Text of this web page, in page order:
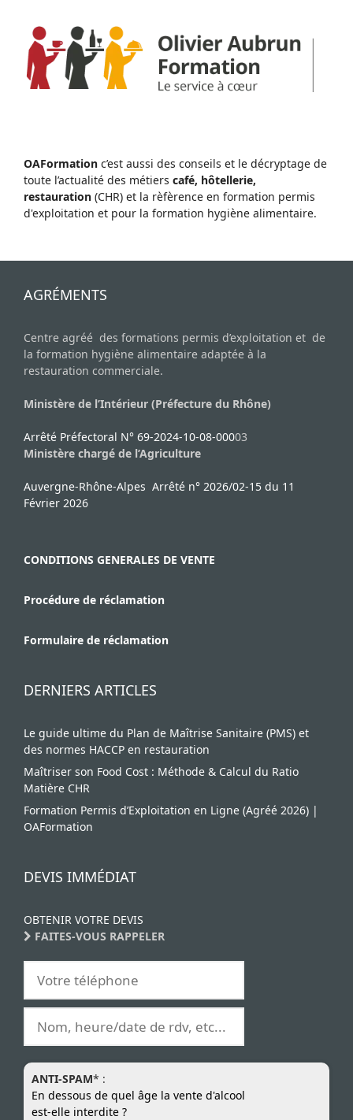
OAFormation c’est aussi des conseils et le décryptage de
toute l’actualité des métiers café, hôtellerie,
restauration (CHR) et la rèfèrence en formation permis
d'exploitation et pour la formation hygiène alimentaire.
AGRÉMENTS
Centre agréé des formations permis d’exploitation et de
la formation hygiène alimentaire adaptée à la
restauration commerciale.
Ministère de l’Intérieur (Préfecture du Rhône)
Arrêté Préfectoral N° 69-2024-10-08-00003
Ministère chargé de l’Agriculture
Auvergne-Rhône-Alpes Arrêté n° 2026/02-15 du 11
Février 2026
CONDITIONS GENERALES DE VENTE
Procédure de réclamation
Formulaire de réclamation
DERNIERS ARTICLES
Le guide ultime du Plan de Maîtrise Sanitaire (PMS) et
des normes HACCP en restauration
Maîtriser son Food Cost : Méthode & Calcul du Ratio
Matière CHR
Formation Permis d’Exploitation en Ligne (Agréé 2026) |
OAFormation
DEVIS IMMÉDIAT
OBTENIR VOTRE DEVIS
FAITES-VOUS RAPPELER
ANTI-SPAM* :
En dessous de quel âge la vente d'alcool
est-elle interdite ?